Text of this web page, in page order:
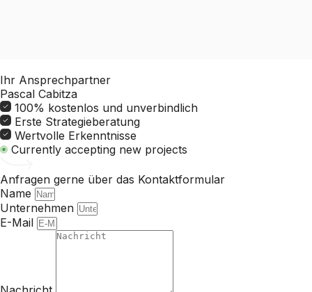
Ihr Ansprechpartner
Pascal Cabitza
100% kostenlos und unverbindlich
Erste Strategieberatung
Wertvolle Erkenntnisse
Currently accepting new projects
Anfragen gerne über das Kontaktformular
Name
Unternehmen
E-Mail